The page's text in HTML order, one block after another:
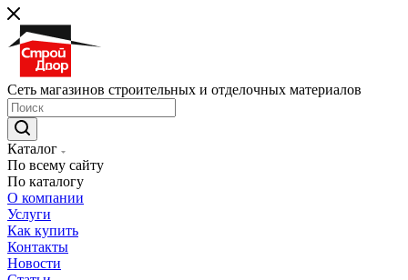
Сеть магазинов строительных и отделочных материалов
Каталог
По всему сайту
По каталогу
О компании
Услуги
Как купить
Контакты
Новости